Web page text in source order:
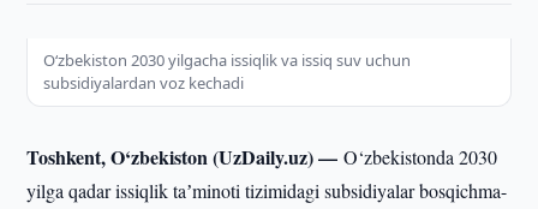
O‘zbekiston 2030 yilgacha issiqlik va issiq suv uchun
subsidiyalardan voz kechadi
Toshkent, O‘zbekiston (UzDaily.uz) —O‘zbekistonda 2030
yilga qadar issiqlik taʼminoti tizimidagi subsidiyalar bosqichma-